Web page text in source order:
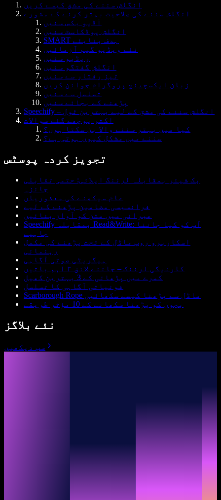
انگلش سننے کی مشق کیسے کریں
انگلش سننے کی صلاحیت بہتر کرنے کے مشورے
آڈیو بکس سنیں
انگلش پوڈکاسٹ سنیں
SMART ہدف بنایئے
نئے ویڈیو گیم آزمائیں
ریڈیو سنیں
انگلش گفتگو سنیں
تیز رفتار سے سنیں
زبان ایکسچینج پروگرام جوائن کریں
تسلسل سے سنیں
پڑھنے کے بجائے سنیں
Speechify – انگلش سننے کی مشق کے لیے بہترین ٹول
اکثر پوچھے گئے سوالات
کیا میں بہتر سننے والا بن سکتا ہوں؟
سننے میں مشکل کیوں ہوتی ہے؟
تجویز کردہ پوسٹس
بک شیئر بمقابلہ لرننگ ایلائی: حتمی تقابلی
جائزہ
عام سیکھنے کی معذوریاں
فرانسیسی مضامین پڑھنے کے لیے
عبرانی میں متن کو آواز بنائیں
Speechify بمقابلہ Read&Write: آپ کو کیا جاننا
چاہیے
اسکاربرو روپ ماڈل کے تحت پڑھنے کی مکمل
رہنمائی
ہیگریٹی صوتی آگاہی
کارنیگی لرننگ – جاننے لائق ۳ اہم باتیں
کمرے میں پڑھائی کے 3 بہترین کھیل
فونیاتی آگاہی کا تسلسل
Scarborough Rope ماڈل سے پڑھنا کیسے سکھائیں
بچوں کو پڑھنا سکھانے کے 10 مؤثر طریقے
نئے بلاگز
سب دیکھیں